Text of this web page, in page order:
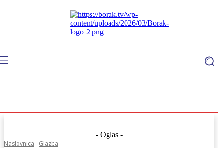
- Oglas -
Naslovnica
Glazba